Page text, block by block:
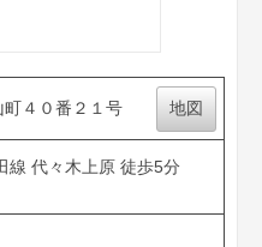
４０番２１号 地図
線 代々木上原 徒歩5分